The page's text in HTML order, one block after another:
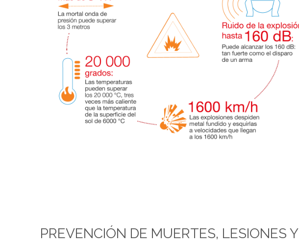
PREVENCIÓN DE MUERTES, LESIONES Y